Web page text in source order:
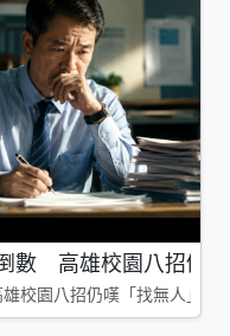
數 高雄校園八招仍
校園八招仍嘆「找無人」